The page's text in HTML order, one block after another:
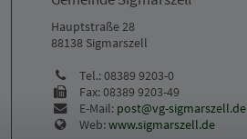
Hauptstraße 28
88138 Sigmarszell
Tel.: 08389 9203-0
Fax: 08389 9203-49
E-Mail: post@vg-sigmarszell.de
Web:www.sigmarszell.de